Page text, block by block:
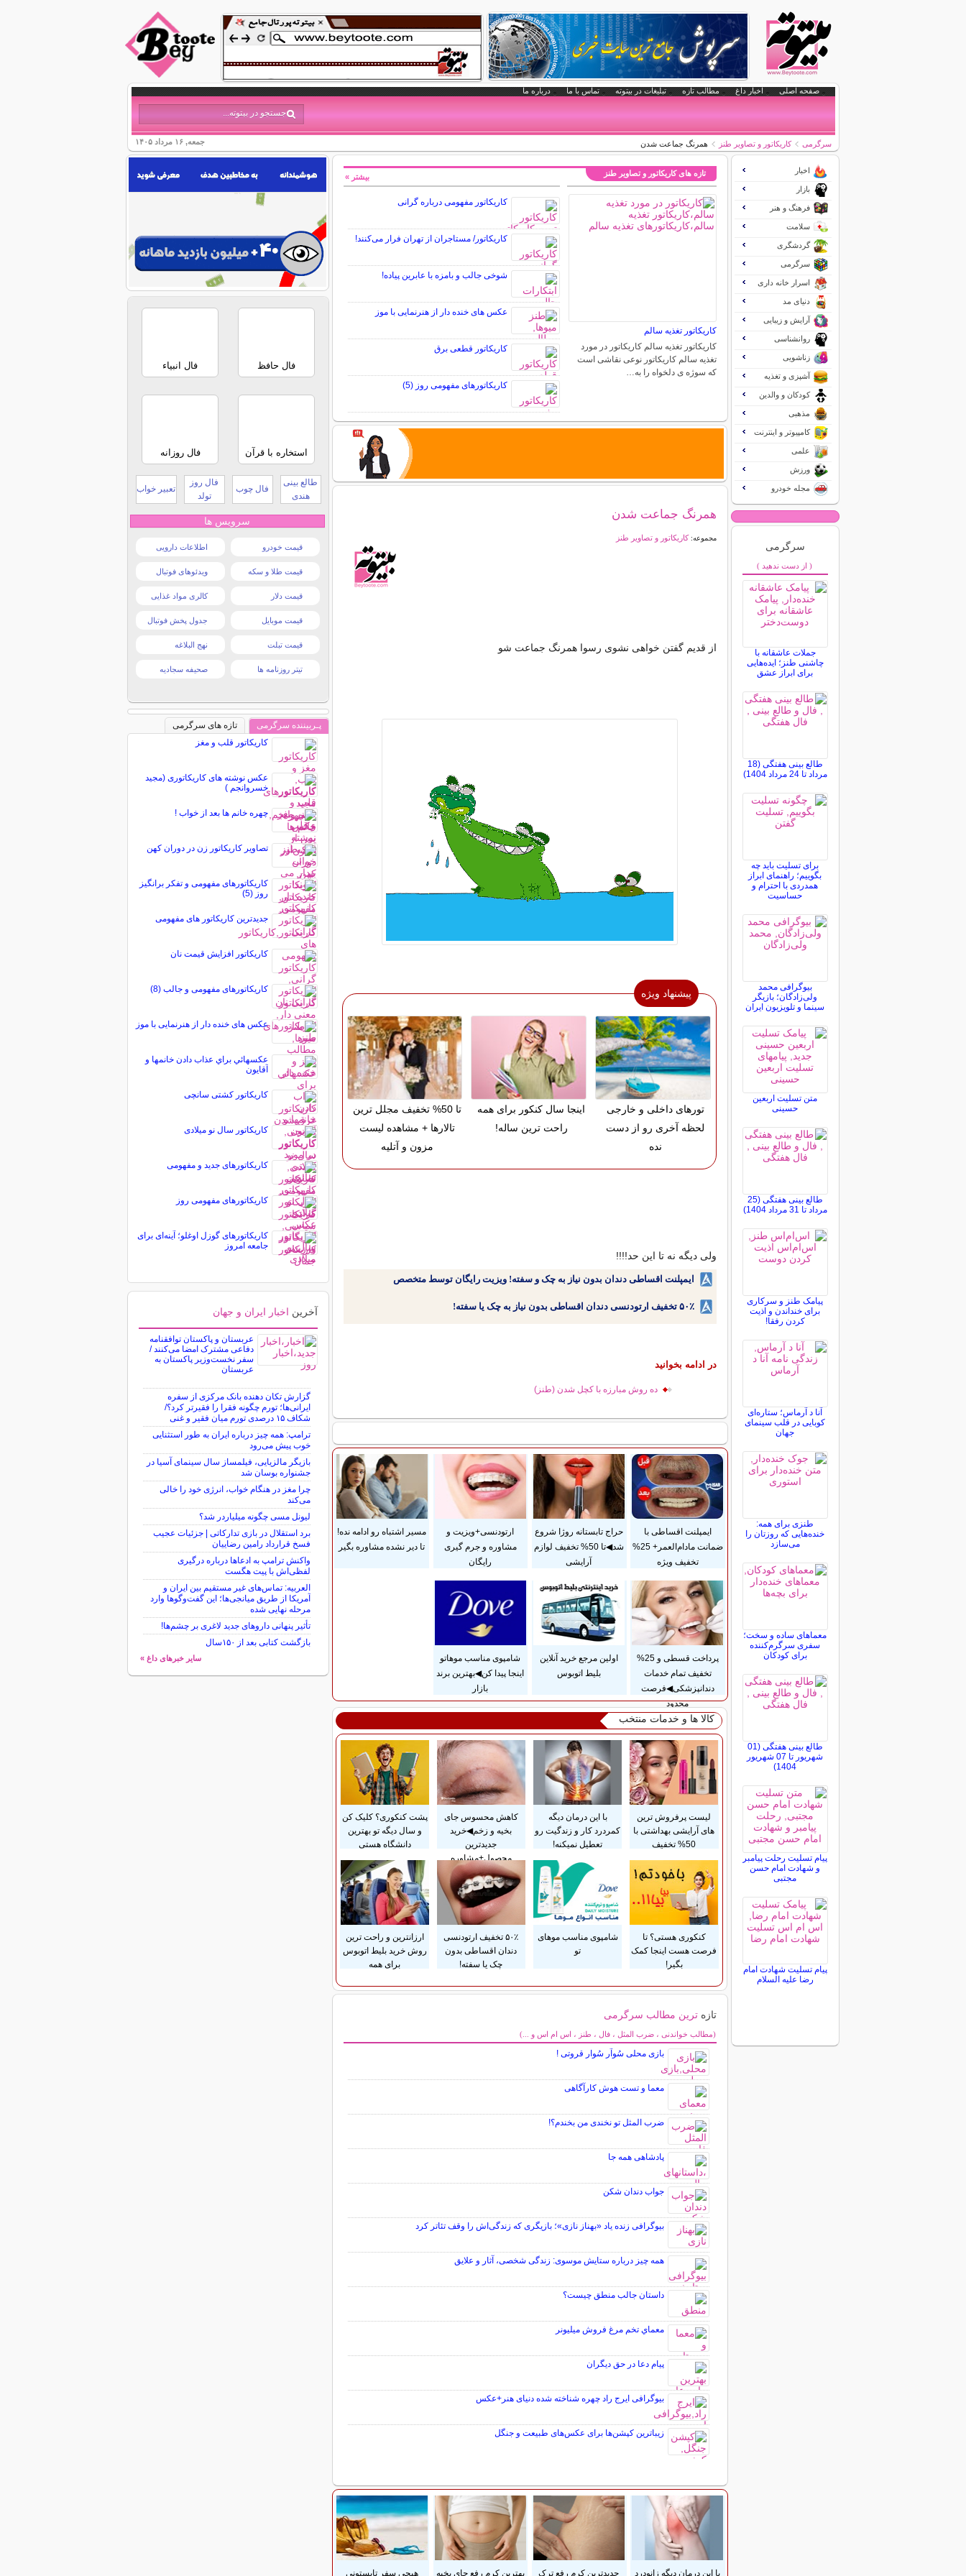
صفحه اصلی اخبار داغ مطالب تازه تبلیغات در بیتوته تماس با ما درباره ما
جمعه, ۱۶ مرداد ۱۴۰۵ سرگرمی کاریکاتور و تصاویر طنز همرنگ جماعت شدن
تازه های کاریکاتور و تصاویر طنز
کاریکاتور تغذیه سالم
کاریکاتور تغذیه سالم کاریکاتور در مورد
تغذیه سالم کاریکاتور نوعی نقاشی است
که سوژه ی دلخواه را به…
کاریکاتور مفهومی درباره گرانی
کاریکاتور/ مستاجران از تهران فرار می‌کنند!
شوخی جالب و بامزه با عابرین پیاده!
عکس های خنده دار از هنرنمایی با موز
کاریکاتور قطعی برق
کاریکاتورهای مفهومی روز (5)
بیشتر »
همرنگ جماعت شدن
مجموعه:کاریکاتور و تصاویر طنز
از قدیم گفتن خواهی نشوی رسوا همرنگ جماعت شو
پیشنهاد ویژه
تورهای داخلی و خارجی
لحظه آخری رو از دست
نده
اینجا سال کنکور برای همه
راحت ترین ساله!
تا 50% تخفیف مجلل ترین
تالارها + مشاهده لیست
مزون و آتلیه
ولی دیگه نه تا این حد!!!!
ایمپلنت اقساطی دندان بدون نیاز به چک و سفته! ویزیت رایگان توسط متخصص
۵۰٪ تخفیف ارتودنسی دندان اقساطی بدون نیاز به چک یا سفته!
در ادامه بخوانید
ده روش مبارزه با کچل شدن (طنز)
ایمپلنت اقساطی با
ضمانت مادام‌العمر+ 25%
تخفیف ویژه
حراج تابستانه روژا شروع
شد◀تا 50% تخفیف لوازم
آرایشی
ارتودنسی+ویزیت و
مشاوره و جرم گیری
رایگان
مسیر اشتباه رو ادامه نده!
تا دیر نشده مشاوره بگیر
پرداخت قسطی و 25%
تخفیف تمام خدمات
دندانپزشکی◀فرصت
محدود
اولین مرجع خرید آنلاین
بلیط اتوبوس
شامپوی مناسب موهاتو
اینجا پیدا کن◀بهترین برند
بازار
کالا ها و خدمات منتخب
لیست پرفروش ترین
های آرایشی بهداشتی با
50% تخفیف
با این درمان دیگه
کمردرد کار و زندگیت رو
تعطیل نمیکنه!
کاهش محسوس جای
بخیه و زخم◀خرید
جدیدترین
محصول+مشاوره
پشت کنکوری؟ کلیک کن
و سال دیگه تو بهترین
دانشگاه هستی
کنکوری هستی؟ تا
فرصت هست اینجا کمک
بگیر!
شامپوی مناسب موهای
تو
۵۰٪ تخفیف ارتودنسی
دندان اقساطی بدون
چک یا سفته!
ارزانترین و راحت ترین
روش خرید بلیط اتوبوس
برای همه
تازه ترین مطالب سرگرمی
(مطالب خواندنی ، ضرب المثل ، فال ، طنز ، اس ام اس و ...)
سایر مطالب سرگرمی
بازی محلی سُوآر سُوار قروتی !
معما و تست هوش کارآگاهی
ضرب المثل تو نخندی من بخندم؟!
پادشاهی همه جا
جواب دندان شکن
بیوگرافی زنده یاد «بهناز نازی»؛ بازیگری که زندگی‌اش را وقف تئاتر کرد
همه چیز درباره ستایش موسوی: زندگی شخصی، آثار و علایق
داستان جالب منطق چیست؟
معماي تخم مرغ فروش ميليونر
پیام دعا در حق دیگران
بیوگرافی ایرج راد چهره شناخته شده دنیای هنر+عکس
زیباترین کپشن‌ها برای عکس‌های طبیعت و جنگل
سایر مطالب سرگرمی
با این درمان دیگه زانودرد جدیدترین کرم رفع ترک بهترین کرم رفع جای بخیه هیچی سفر تابستونی
اخبار
بازار
فرهنگ و هنر
سلامت
گردشگری
سرگرمی
اسرار خانه داری
دنیای مد
آرایش و زیبایی
روانشناسی
زناشویی
آشپزی و تغذیه
کودکان و والدین
مذهبی
کامپیوتر و اینترنت
علمی
ورزش
مجله خودرو
سرگرمی
( از دست ندهید )
جملات عاشقانه با
چاشنی طنز؛ ایده‌هایی
برای ابراز عشق
طالع بینی هفتگی (18
مرداد تا 24 مرداد 1404)
برای تسلیت باید چه
بگوییم؛ راهنمای ابراز
همدردی با احترام و
حساسیت
بیوگرافی محمد
ولی‌زادگان؛ بازیگر
سینما و تلویزیون ایران
متن تسلیت اربعین
حسینی
طالع بینی هفتگی (25
مرداد تا 31 مرداد 1404)
پیامک طنز و سرکاری
برای خنداندن و اذیت
کردن رفقا!
آنا د آرماس؛ ستاره‌ای
کوبایی در قلب سینمای
جهان
طنزی برای همه:
خنده‌هایی که روزتان را
می‌سازد
معماهای ساده و سخت؛
سفری سرگرم‌کننده
برای کودکان
طالع بینی هفتگی (01
شهریور تا 07 شهریور
1404)
پیام تسلیت رحلت پیامبر
و شهادت امام حسن
مجتبی
پیام تسلیت شهادت امام
رضا علیه السلام
فال حافظ فال انبیاء
استخاره با قرآن فال روزانه
طالع بینی
هندی
فال چوب
فال روز
تولد
تعبیر خواب
سرویس ها
قیمت خودرو اطلاعات دارویی
قیمت طلا و سکه ویدئوهای فوتبال
قیمت دلار کالری مواد غذایی
قیمت موبایل جدول پخش فوتبال
قیمت تبلت نهج البلاغه
تیتر روزنامه ها صحیفه سجادیه
پـربیننده سرگرمی
تازه های سرگرمی
کاریکاتور قلب و مغز
عکس نوشته های کاریکاتوری (مجید
خسروانجم )
چهره خانم ها بعد از خواب !
تصاویر کاریکاتور زن در دوران کهن
کاریکاتورهای مفهومی و تفکر برانگیز
روز (5)
جدیدترین کاریکاتور های مفهومی
کاریکاتور افزایش قیمت نان
کاریکاتورهای مفهومی و جالب (8)
عکس های خنده دار از هنرنمایی با موز
عكسهائي براي عذاب دادن خانمها و
آقايون
کاریکاتور کشتی سانچی
کاریکاتور سال نو میلادی
کاریکاتورهای جدید و مفهومی
کاریکاتورهای مفهومی روز
کاریکاتورهای گوزل اوغلو؛ آینه‌ای برای
جامعه امروز
آخرین اخبار ایران و جهان
عربستان و پاکستان توافقنامه
دفاعی مشترک امضا می‌کنند /
سفر نخست‌وزیر پاکستان به
عربستان
گزارش تکان‌ دهنده بانک مرکزی از سفره
ایرانی‌ها؛ تورم چگونه فقرا را فقیرتر کرد؟/
شکاف ۱۵ درصدی تورم میان فقیر و غنی
ترامپ: همه چیز درباره ایران به طور استثنایی
خوب پیش می‌رود
بازیگر مالزیایی، فیلمساز سال سینمای آسیا در
جشنواره بوسان شد
چرا مغز در هنگام خواب، انرژی خود را خالی
می‌کند
لیونل مسی چگونه میلیاردر شد؟
برد استقلال در بازی تدارکاتی | جزئیات عجیب
فسخ قرارداد رامین رضاییان
واکنش ترامپ به ادعاها درباره درگیری
لفظی‌اش با پیت هگست
العربیه: تماس‌های غیر مستقیم بین ایران و
آمریکا از طریق میانجی‌ها؛ این گفت‌و‌گو‌ها وارد
مرحله نهایی شده
تأثیر پنهانی داروهای جدید لاغری بر چشم‌ها!
بازگشت کتابی بعد از ۱۵۰سال
سایر خبرهای داغ »